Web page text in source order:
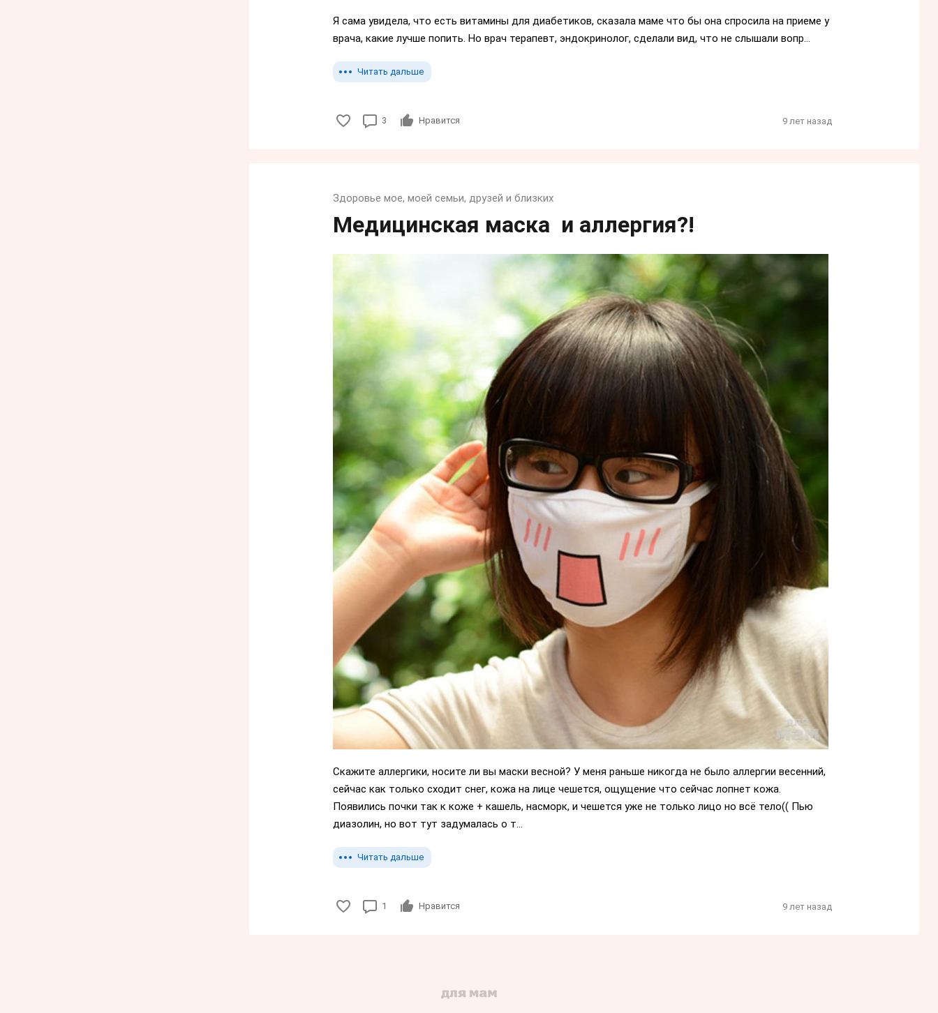
Я сама увидела, что есть витамины для диабетиков, сказала маме что бы она спросила на приеме у
врача, какие лучше попить. Но врач терапевт, эндокринолог, сделали вид, что не слышали вопр...
Читать дальше
3 Нравится 9 лет назад
Здоровье мое, моей семьи, друзей и близких
Медицинская маска и аллергия?!
Скажите аллергики, носите ли вы маски весной? У меня раньше никогда не было аллергии весенний,
сейчас как только сходит снег, кожа на лице чешется, ощущение что сейчас лопнет кожа.
Появились почки так к коже + кашель, насморк, и чешется уже не только лицо но всё тело(( Пью
диазолин, но вот тут задумалась о т...
Читать дальше
1 Нравится 9 лет назад